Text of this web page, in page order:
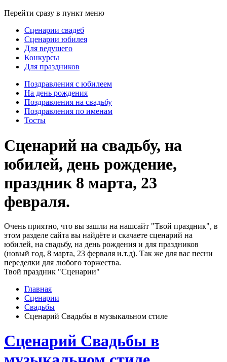
Перейти сразу в пункт меню
Сценарии свадеб
Сценарии юбилея
Для ведущего
Конкурсы
Для праздников
Поздравления с юбилеем
На день рождения
Поздравления на свадьбу
Поздравления по именам
Тосты
Сценарий на свадьбу, на
юбилей, день рождение,
праздник 8 марта, 23
февраля.
Очень приятно, что вы зашли на нашсайт "Твой праздник", в
этом разделе сайта вы найдёте и скачаете сценарий на
юбилей, на свадьбу, на день рождения и для праздников
(новый год, 8 марта, 23 ферваля и.т.д). Так же для вас песни
переделки для любого торжества.
Твой праздник "Сценарии"
Главная
Сценарии
Свадьбы
Сценарий Свадьбы в музыкальном стиле
Сценарий Свадьбы в